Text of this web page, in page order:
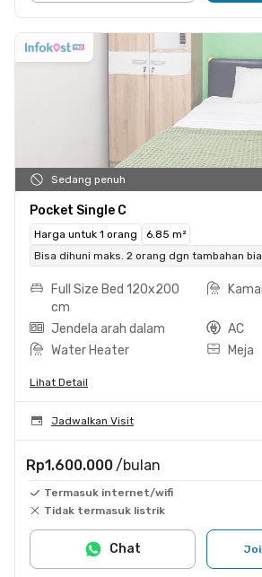
Sedang penuh
Pocket Single C
Harga untuk 1 orang
6.85 m²
Bisa dihuni maks. 2 orang dgn tambahan
Full Size Bed 120x200
cm
Jendela arah dalam
AC
Water Heater
Meja
Lihat Detail
Jadwalkan Visit
Rp1.600.000 /bulan
Termasuk internet/wifi
Tidak termasuk listrik
Chat